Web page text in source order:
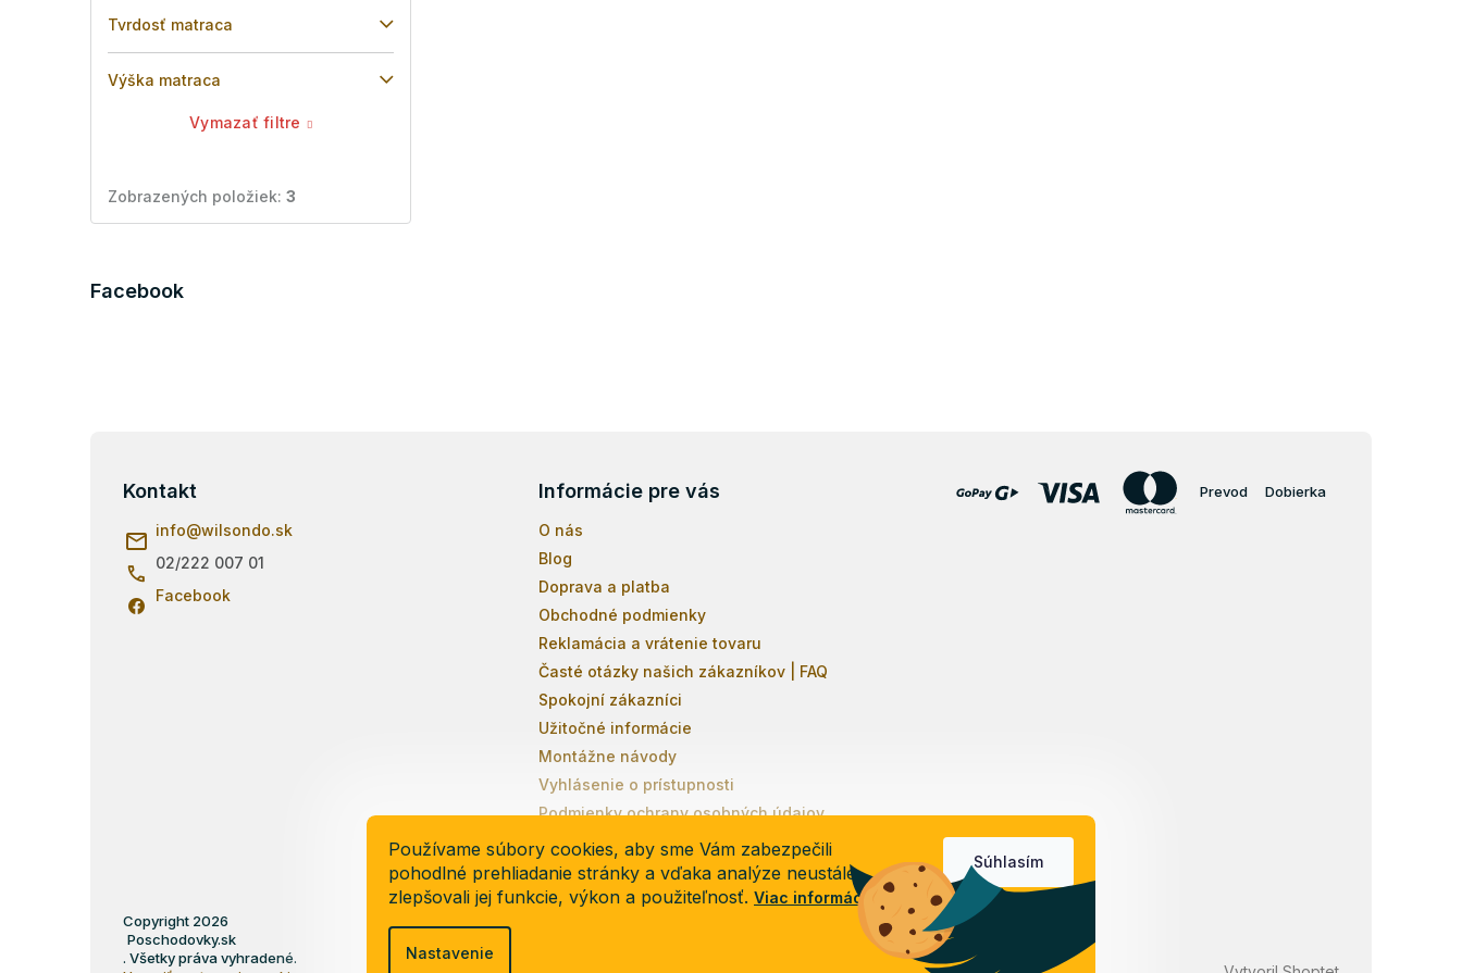
Používame súbory cookies, aby sme Vám zabezpečili
pohodlné prehliadanie stránky a vďaka analýze neustále
zlepšovali jej funkcie, výkon a použiteľnosť. Viac informácií
Nastavenie
Súhlasím
Tvrdosť matraca
Výška matraca
Vymazať filtre
Zobrazených položiek: 3
Facebook
Kontakt
info@wilsondo.sk
02/222 007 01
Facebook
Informácie pre vás
O nás
Blog
Doprava a platba
Obchodné podmienky
Reklamácia a vrátenie tovaru
Časté otázky našich zákazníkov | FAQ
Spokojní zákazníci
Užitočné informácie
Montážne návody
Vyhlásenie o prístupnosti
Podmienky ochrany osobných údajov
Prevod Dobierka
Copyright 2026
Poschodovky.sk
. Všetky práva vyhradené.